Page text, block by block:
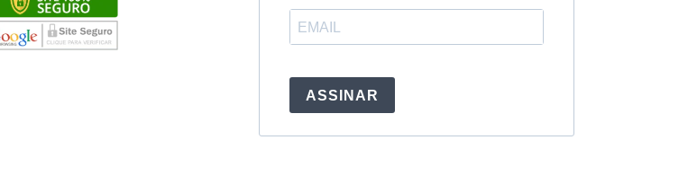
ASSINAR